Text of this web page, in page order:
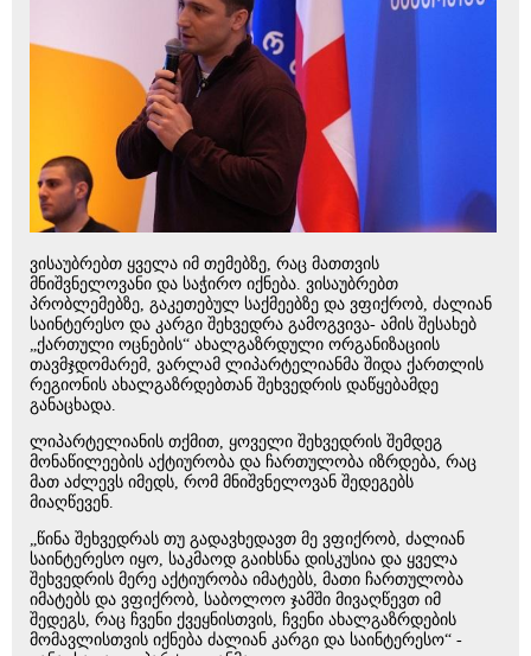
ვისაუბრებთ ყველა იმ თემებზე, რაც მათთვის
მნიშვნელოვანი და საჭირო იქნება. ვისაუბრებთ
პრობლემებზე, გაკეთებულ საქმეებზე და ვფიქრობ, ძალიან
საინტერესო და კარგი შეხვედრა გამოგვივა- ამის შესახებ
„ქართული ოცნების“ ახალგაზრდული ორგანიზაციის
თავმჯდომარემ, ვარლამ ლიპარტელიანმა შიდა ქართლის
რეგიონის ახალგაზრდებთან შეხვედრის დაწყებამდე
განაცხადა.
ლიპარტელიანის თქმით, ყოველი შეხვედრის შემდეგ
მონაწილეების აქტიურობა და ჩართულობა იზრდება, რაც
მათ აძლევს იმედს, რომ მნიშვნელოვან შედეგებს
მიაღწევენ.
„წინა შეხვედრას თუ გადავხედავთ მე ვფიქრობ, ძალიან
საინტერესო იყო, საკმაოდ გაიხსნა დისკუსია და ყველა
შეხვედრის მერე აქტიურობა იმატებს, მათი ჩართულობა
იმატებს და ვფიქრობ, საბოლოო ჯამში მივაღწევთ იმ
შედეგს, რაც ჩვენი ქვეყნისთვის, ჩვენი ახალგაზრდების
მომავლისთვის იქნება ძალიან კარგი და საინტერესო“ -